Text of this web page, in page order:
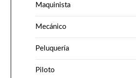
Maquinista
Mecánico
Peluquería
Piloto